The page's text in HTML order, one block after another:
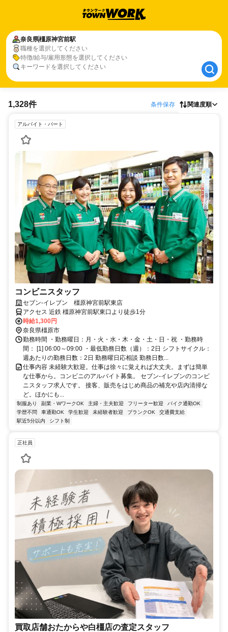
奈良県橿原神宮前駅
職種を選択してください
特徴/給与/雇用形態を選択してください
キーワードを選択してください
奈良県橿原神宮前駅
職種、特徴、キーワードを選択してください
1,328件 条件保存 関連度順
アルバイト・パート
コンビニスタッフ
セブン-イレブン 橿原神宮前駅東店
アクセス 近鉄 橿原神宮前駅東口より徒歩1分
時給1,300円
奈良県橿原市
勤務時間 ・勤務曜日：月・火・水・木・金・土・日・祝 ・勤務時
間： [1] 06:00～09:00 ・最低勤務日数（週）：2日 シフトサイクル：
週あたりの勤務日数：2日 勤務曜日応相談 勤務日数...
仕事内容 未経験大歓迎。仕事は徐々に覚えれば大丈夫。まずは簡単
な仕事から。コンビニのアルバイト募集。 セブン-イレブンのコンビ
ニスタッフ求人です。 接客、販売をはじめ商品の補充や店内清掃な
ど。ほかにも...
制服あり 副業・WワークOK 主婦・主夫歓迎 フリーター歓迎
バイク通勤OK
学歴不問
車通勤OK 学生歓迎 未経験者歓迎 ブランクOK
交通費支給
駅近5分以内
シフト制
正社員
買取店舗おたからや白橿店の査定スタッフ